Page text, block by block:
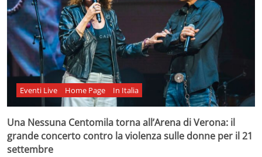
Eventi Live Home Page In Italia
Una Nessuna Centomila torna all’Arena di Verona: il
grande concerto contro la violenza sulle donne per il 21
settembre